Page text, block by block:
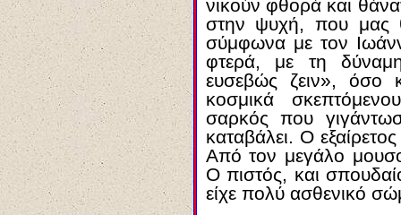
νικούν φθορά και
στην ψυχή, που μας
σύμφωνα με τον
φτερά, με τη
ευσεβώς ζειν», όσο
κοσμικά
σαρκός που
καταβάλει. Ο
Από τον μεγάλο
Ο πιστός, και
είχε πολύ ασθενικό